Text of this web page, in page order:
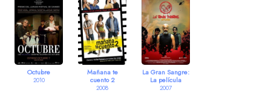
Octubre
2010
Mañana te
cuento 2
2008
La Gran Sangre:
La película
2007